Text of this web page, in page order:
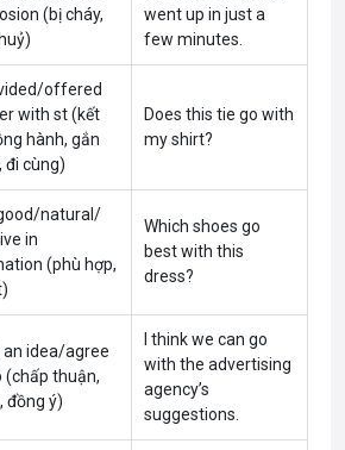
(bị cháy,
went up in just a
few minutes.
offered
with st (kết
hành, gắn
đi cùng)
Does this tie go with
my shirt?
natural/
in
(phù hợp,
Which shoes go
best with this
dress?
idea/agree
(chấp thuận,
đồng ý)
I think we can go
with the advertising
agency’s
suggestions.